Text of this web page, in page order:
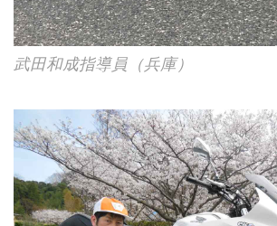
武田和成指導員（兵庫）